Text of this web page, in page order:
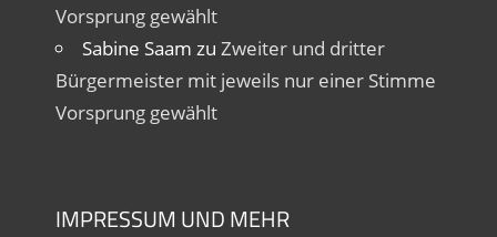
Vorsprung gewählt
Sabine Saam zu Zweiter und dritter
Bürgermeister mit jeweils nur einer Stimme
Vorsprung gewählt
IMPRESSUM UND MEHR